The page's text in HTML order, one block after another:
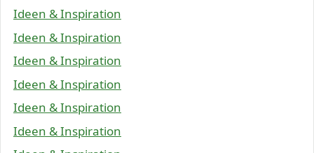
Ideen & Inspiration
Ideen & Inspiration
Ideen & Inspiration
Ideen & Inspiration
Ideen & Inspiration
Ideen & Inspiration